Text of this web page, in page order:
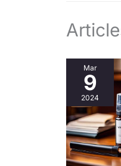
Mar
9
2024